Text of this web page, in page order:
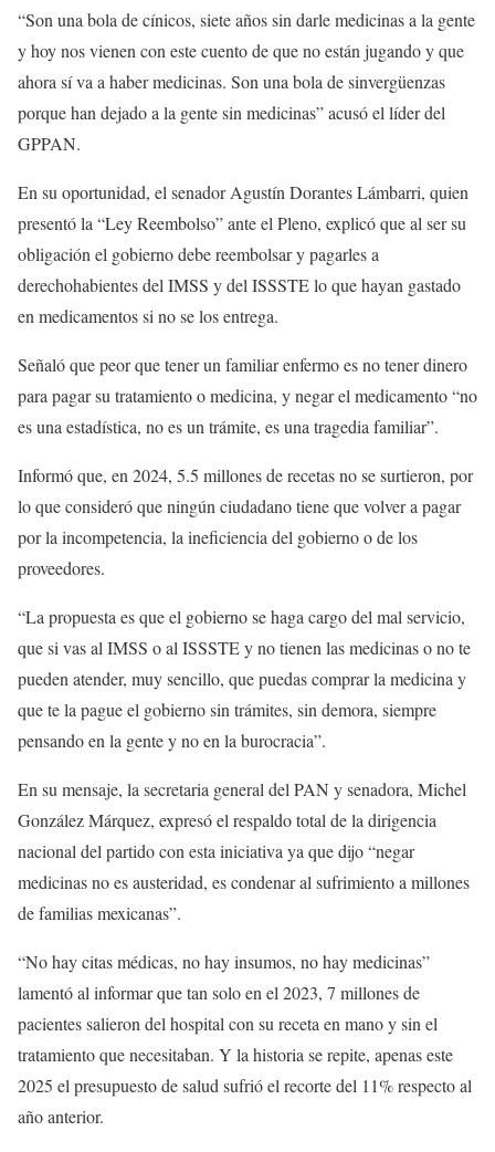
“Son una bola de cínicos, siete años sin darle medicinas a la gente
y hoy nos vienen con este cuento de que no están jugando y que
ahora sí va a haber medicinas. Son una bola de sinvergüenzas
porque han dejado a la gente sin medicinas” acusó el líder del
GPPAN.
En su oportunidad, el senador Agustín Dorantes Lámbarri, quien
presentó la “Ley Reembolso” ante el Pleno, explicó que al ser su
obligación el gobierno debe reembolsar y pagarles a
derechohabientes del IMSS y del ISSSTE lo que hayan gastado
en medicamentos si no se los entrega.
Señaló que peor que tener un familiar enfermo es no tener dinero
para pagar su tratamiento o medicina, y negar el medicamento “no
es una estadística, no es un trámite, es una tragedia familiar”.
Informó que, en 2024, 5.5 millones de recetas no se surtieron, por
lo que consideró que ningún ciudadano tiene que volver a pagar
por la incompetencia, la ineficiencia del gobierno o de los
proveedores.
“La propuesta es que el gobierno se haga cargo del mal servicio,
que si vas al IMSS o al ISSSTE y no tienen las medicinas o no te
pueden atender, muy sencillo, que puedas comprar la medicina y
que te la pague el gobierno sin trámites, sin demora, siempre
pensando en la gente y no en la burocracia”.
En su mensaje, la secretaria general del PAN y senadora, Michel
González Márquez, expresó el respaldo total de la dirigencia
nacional del partido con esta iniciativa ya que dijo “negar
medicinas no es austeridad, es condenar al sufrimiento a millones
de familias mexicanas”.
“No hay citas médicas, no hay insumos, no hay medicinas”
lamentó al informar que tan solo en el 2023, 7 millones de
pacientes salieron del hospital con su receta en mano y sin el
tratamiento que necesitaban. Y la historia se repite, apenas este
2025 el presupuesto de salud sufrió el recorte del 11% respecto al
año anterior.